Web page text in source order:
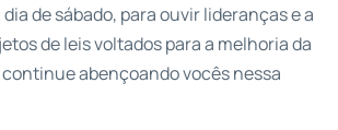
de sábado, para ouvir lideranças e a
de leis voltados para a melhoria da
abençoando vocês nessa